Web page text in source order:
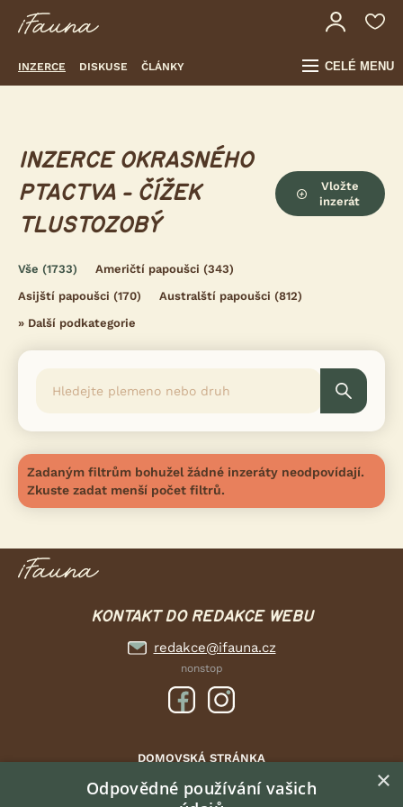
INZERCE DISKUSE ČLÁNKY CELÉ MENU
INZERCE OKRASNÉHO
PTACTVA - ČÍŽEK
TLUSTOZOBÝ
Vložte
inzerát
Vše (1733) Američtí papoušci (343)
Asijští papoušci (170) Australští papoušci (812)
» Další podkategorie
Zadaným filtrům bohužel žádné inzeráty neodpovídají.
Zkuste zadat menší počet filtrů.
KONTAKT DO REDAKCE WEBU
redakce@ifauna.cz
nonstop
DOMOVSKÁ STRÁNKA
INZERCE
×
Odpovědné používání vašich